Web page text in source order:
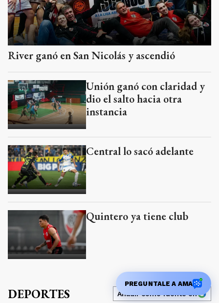
River ganó en San Nicolás y ascendió
Unión ganó con claridad y
dio el salto hacia otra
instancia
Central lo sacó adelante
Quintero ya tiene club
DEPORTES Añadir como fuente en
PREGUNTALE A AMA